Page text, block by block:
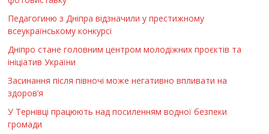
Педагогиню з Дніпра відзначили у престижному
всеукраїнському конкурсі
Дніпро стане головним центром молодіжних проєктів та
ініціатив України
Засинання після півночі може негативно впливати на
здоров’я
У Тернівці працюють над посиленням водної безпеки
громади